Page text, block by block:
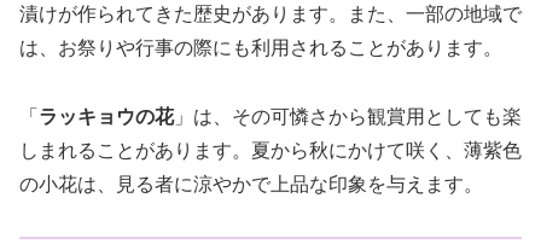
漬けが作られてきた歴史があります。また、一部の地域で
は、お祭りや行事の際にも利用されることがあります。
「 ラッキョウの花」は、その可憐さから観賞用としても楽
しまれることがあります。夏から秋にかけて咲く、薄紫色
の小花は、見る者に涼やかで上品な印象を与えます。